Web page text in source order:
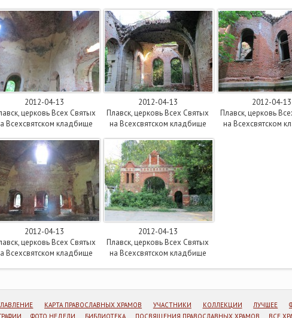
2012-04-13
церковь Всех Святых
Всехсвятском кладбище
2012-04-13
Плавск, церковь Всех Святых
на Всехсвятском кладбище
2012-04-13
Плавск, церковь
на Всехсвятском
2012-04-13
церковь Всех Святых
Всехсвятском кладбище
2012-04-13
Плавск, церковь Всех Святых
на Всехсвятском кладбище
КАРТА ПРАВОСЛАВНЫХ ХРАМОВ УЧАСТНИКИ КОЛЛЕКЦИИ ЛУЧШЕЕ
ФОТО НЕДЕЛИ БИБЛИОТЕКА ПОСВЯЩЕНИЯ ПРАВОСЛАВНЫХ ХРАМОВ ВСЕ